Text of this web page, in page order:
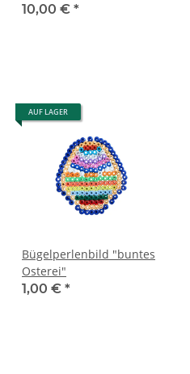
10,00 € *
AUF LAGER
Bügelperlenbild "buntes
Osterei"
1,00 € *